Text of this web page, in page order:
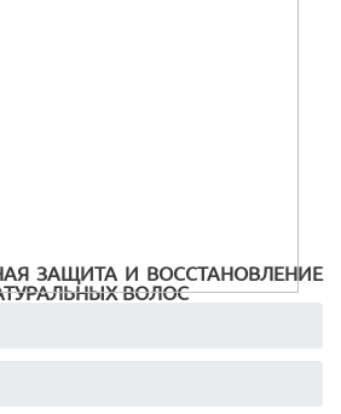
ЗАЩИТА И ВОССТАНОВЛЕНИЕ
ВОЛОС